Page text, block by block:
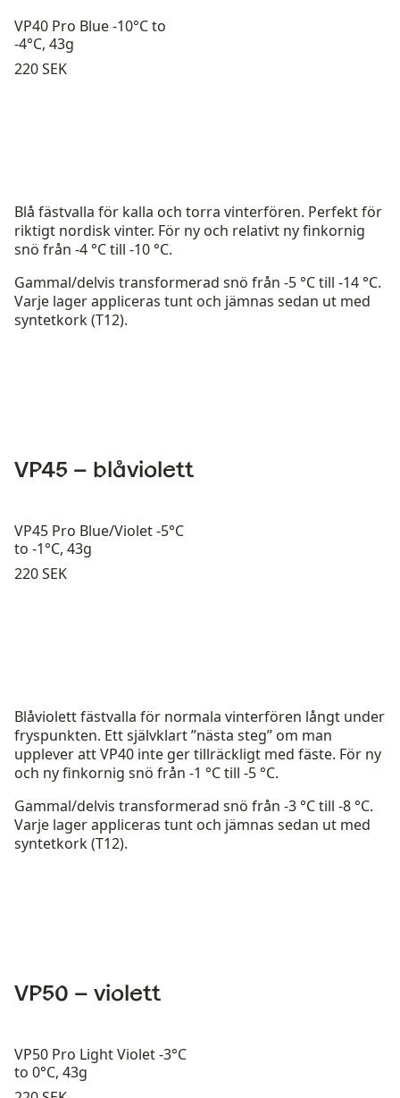
VP40 Pro Blue -10°C to
-4°C, 43g
Pris:
220 SEK
Blå fästvalla för kalla och torra vinterfören. Perfekt för
riktigt nordisk vinter. För ny och relativt ny finkornig
snö från -4 °C till -10 °C.
Gammal/delvis transformerad snö från -5 °C till -14 °C.
Varje lager appliceras tunt och jämnas sedan ut med
syntetkork (T12).
VP45 – blåviolett
VP45 Pro Blue/Violet -5°C
to -1°C, 43g
Pris:
220 SEK
Blåviolett fästvalla för normala vinterfören långt under
fryspunkten. Ett självklart ”nästa steg” om man
upplever att VP40 inte ger tillräckligt med fäste. För ny
och ny finkornig snö från -1 °C till -5 °C.
Gammal/delvis transformerad snö från -3 °C till -8 °C.
Varje lager appliceras tunt och jämnas sedan ut med
syntetkork (T12).
VP50 – violett
VP50 Pro Light Violet -3°C
to 0°C, 43g